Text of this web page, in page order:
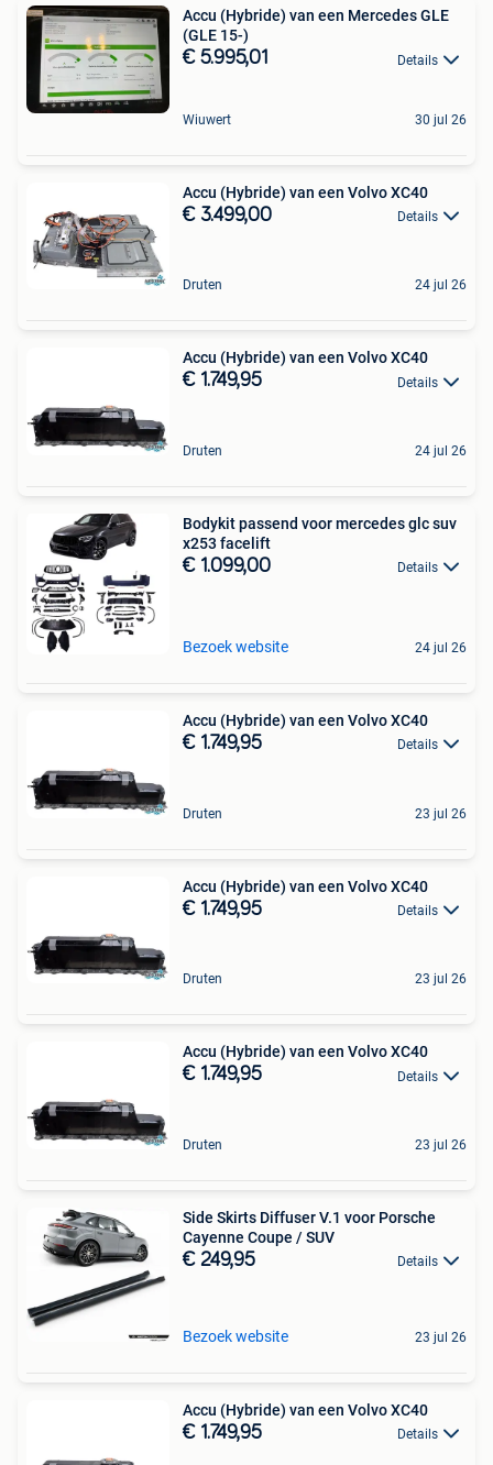
Accu (Hybride) van een Mercedes GLE
(GLE 15-)
€ 5.995,01 Details
Wiuwert 30 jul 26
Accu (Hybride) van een Volvo XC40
€ 3.499,00 Details
Druten 24 jul 26
Accu (Hybride) van een Volvo XC40
€ 1.749,95 Details
Druten 24 jul 26
Bodykit passend voor mercedes glc suv
x253 facelift
€ 1.099,00 Details
Bezoek website 24 jul 26
Accu (Hybride) van een Volvo XC40
€ 1.749,95 Details
Druten 23 jul 26
Accu (Hybride) van een Volvo XC40
€ 1.749,95 Details
Druten 23 jul 26
Accu (Hybride) van een Volvo XC40
€ 1.749,95 Details
Druten 23 jul 26
Side Skirts Diffuser V.1 voor Porsche
Cayenne Coupe / SUV
€ 249,95 Details
Bezoek website 23 jul 26
Accu (Hybride) van een Volvo XC40
€ 1.749,95 Details